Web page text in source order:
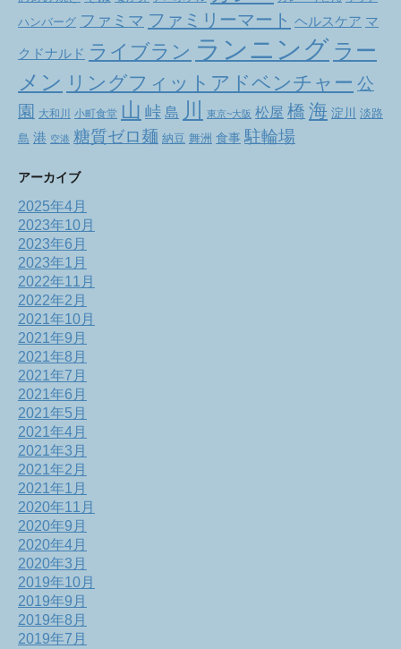
ハンバーグ ファミマ ファミリーマート ヘルスケア マ
クドナルド ライブラン ランニング ラー
メン リングフィットアドベンチャー 公
園
大和川 小町食堂 山 峠 島 川 東京~大阪 松屋 橋 海 淀川
淡路
島 港 空港 糖質ゼロ麺 納豆 舞洲 食事 駐輪場
アーカイブ
2025年4月
2023年10月
2023年6月
2023年1月
2022年11月
2022年2月
2021年10月
2021年9月
2021年8月
2021年7月
2021年6月
2021年5月
2021年4月
2021年3月
2021年2月
2021年1月
2020年11月
2020年9月
2020年4月
2020年3月
2019年10月
2019年9月
2019年8月
2019年7月